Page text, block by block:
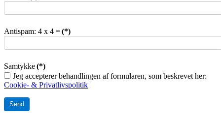
Antispam: 4 x 4 =(*)
Samtykke(*)
Jeg accepterer behandlingen af formularen, som beskrevet her:
Cookie- & Privatlivspolitik
Send